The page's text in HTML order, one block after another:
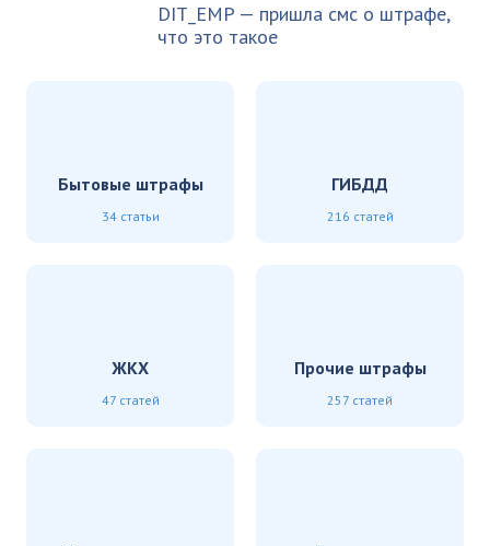
DIT_EMP — пришла смс о штрафе,
что это такое
Бытовые штрафы
34 статьи
ГИБДД
216 статей
ЖКХ
47 статей
Прочие штрафы
257 статей